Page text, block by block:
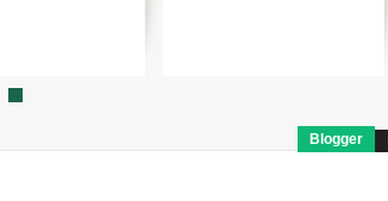
Blogger